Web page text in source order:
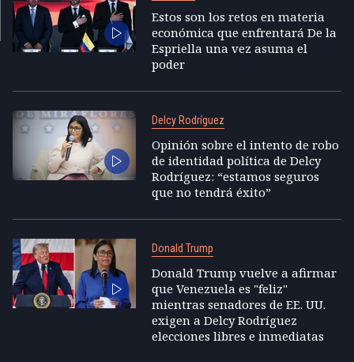
Estos son los retos en materia
económica que enfrentará De la
Espriella una vez asuma el
poder
Delcy Rodríguez
Opinión sobre el intento de robo
de identidad política de Delcy
Rodríguez: “estamos seguros
que no tendrá éxito”
Donald Trump
Donald Trump vuelve a afirmar
que Venezuela es "feliz"
mientras senadores de EE. UU.
exigen a Delcy Rodríguez
elecciones libres e inmediatas